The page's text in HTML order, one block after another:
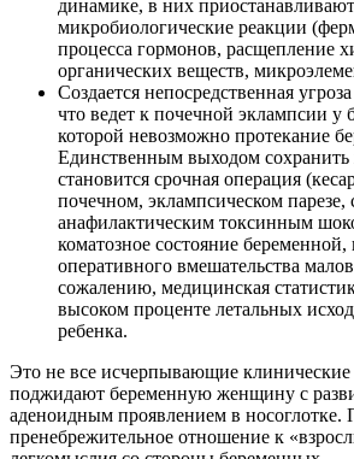
динамике, в них
микробиологические реакции
процесса гормонов, расщепление
органических веществ,
Создается непосредственная
что ведет к почечной эклампсии у
которой невозможно протекание
Единственным выходом
становится срочная операция
почечном, эклампсическом
анафилактическим токсинным
коматозное состояние
оперативного вмешательства
сожалению, медицинская
высоком проценте летальных
ребенка.
Это не все исчерпывающие клинические
поджидают беременную женщину с
аденоидным проявлением в носоглотке.
пренебрежительное отношение к